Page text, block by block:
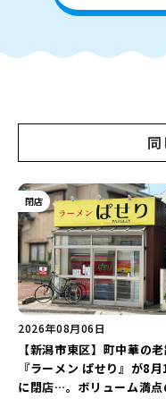
閉店
2026年08月06日
【新潟市東区】町中華の
『ラーメン ぱせり』が8
に閉店…。ボリューム満点